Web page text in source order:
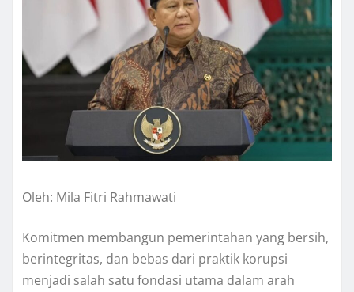
Oleh: Mila Fitri Rahmawati
Komitmen membangun pemerintahan yang bersih,
berintegritas, dan bebas dari praktik korupsi
menjadi salah satu fondasi utama dalam arah